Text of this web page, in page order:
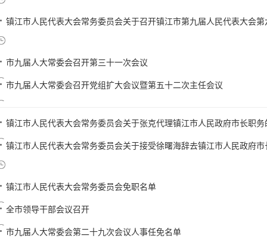
镇江市人民代表大会常务委员会关于召开镇江市第九届人民代表大会
市九届人大常委会召开第三十一次会议
市九届人大常委会召开党组扩大会议暨第五十二次主任会议
镇江市人民代表大会常务委员会关于张克代理镇江市人民政府市长职务
镇江市人民代表大会常务委员会关于接受徐曙海辞去镇江市人民政府
镇江市人民代表大会常务委员会免职名单
全市领导干部会议召开
市九届人大常委会第二十九次会议人事任免名单